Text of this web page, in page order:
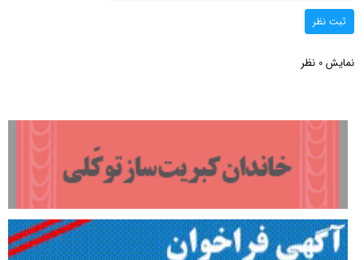
ثبت نظر
نمایش 0 نظر